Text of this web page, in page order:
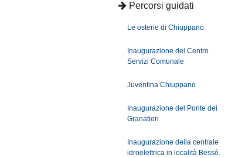
Percorsi guidati
Le osterie di Chiuppano
Inaugurazione del Centro
Servizi Comunale
Juventina Chiuppano
Inaugurazione del Ponte dei
Granatieri
Inaugurazione della centrale
idroelettrica in località Bessè.